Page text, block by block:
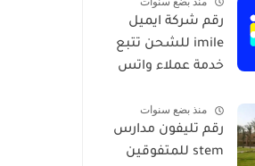
رقم شركة ايميل
imile للشحن تتبع
خدمة عملاء واتس
منذ بضع سنوات
رقم تليفون مدارس
stem للمتفوقين